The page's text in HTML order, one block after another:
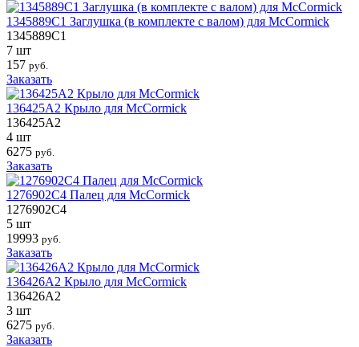
1345889C1 Заглушка (в комплекте с валом) для McCormick
1345889C1
7 шт
157 руб.
Заказать
136425A2 Крыло для McCormick
136425A2
4 шт
6275 руб.
Заказать
1276902C4 Палец для McCormick
1276902C4
5 шт
19993 руб.
Заказать
136426A2 Крыло для McCormick
136426A2
3 шт
6275 руб.
Заказать